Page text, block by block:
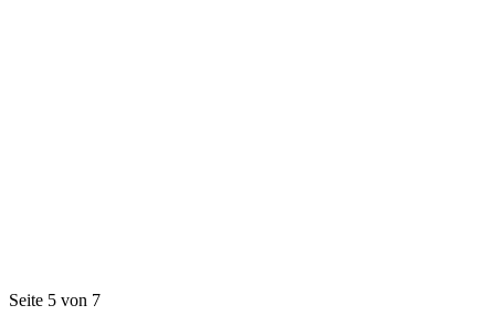
Seite 5 von 7